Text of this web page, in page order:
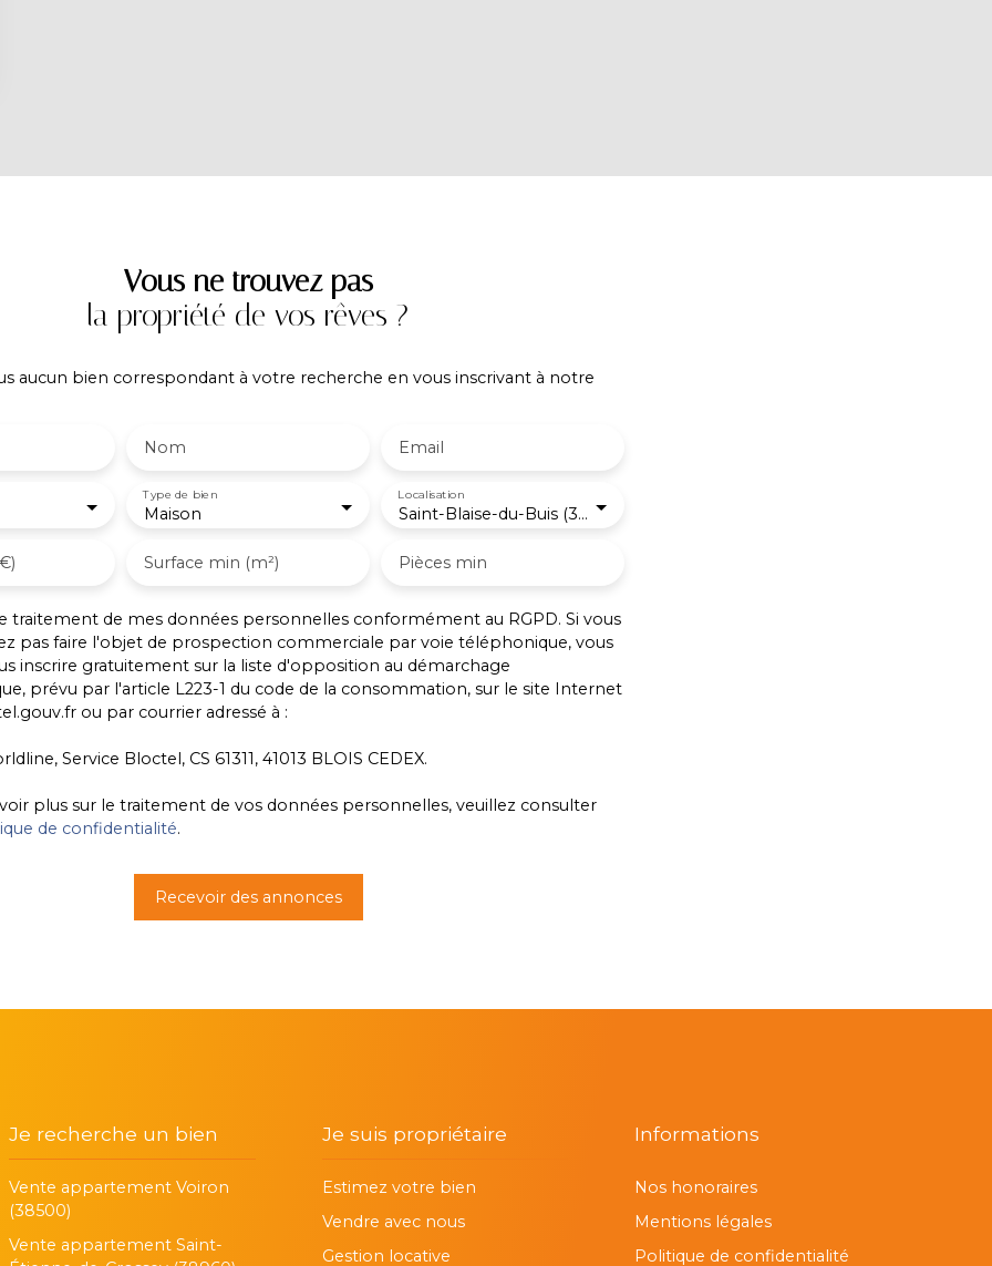
Vous ne trouvez pas
la propriété de vos rêves ?
aucun bien correspondant à votre recherche en vous inscrivant à notre
Nom Email
Maison
Type de bien
Saint-Blaise-du-Buis (38140)
Localisation
Surface min (m²) Pièces min
traitement de mes données personnelles conformément au RGPD. Si vous
pas faire l'objet de prospection commerciale par voie téléphonique, vous
inscrire gratuitement sur la liste d'opposition au démarchage
prévu par l'article L223-1 du code de la consommation, sur le site Internet
ou par courrier adressé à :
Service Bloctel, CS 61311, 41013 BLOIS CEDEX.
plus sur le traitement de vos données personnelles, veuillez consulter
de confidentialité.
Recevoir des annonces
Je recherche un bien
Vente appartement Voiron
(38500)
Vente appartement Saint-
Je suis propriétaire
Estimez votre bien
Vendre avec nous
Gestion locative
Informations
Nos honoraires
Mentions légales
Politique de confidentialité